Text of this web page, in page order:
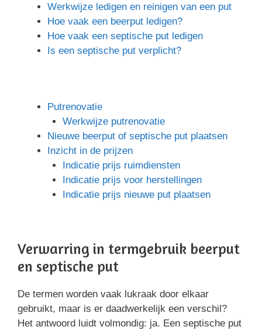
Werkwijze ledigen en reinigen van een put
Hoe vaak een beerput ledigen?
Hoe vaak een septische put ledigen
Is een septische put verplicht?
Putrenovatie
Werkwijze putrenovatie
Nieuwe beerput of septische put plaatsen
Inzicht in de prijzen
Indicatie prijs ruimdiensten
Indicatie prijs voor herstellingen
Indicatie prijs nieuwe put plaatsen
Verwarring in termgebruik beerput
en septische put
De termen worden vaak lukraak door elkaar
gebruikt, maar is er daadwerkelijk een verschil?
Het antwoord luidt volmondig: ja. Een septische put